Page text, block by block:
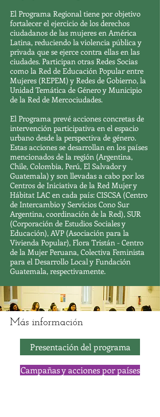
El Programa Regional tiene por objetivo
fortalecer el ejercicio de los derechos
ciudadanos de las mujeres en América
Latina, reduciendo la violencia pública y
privada que se ejerce contra ellas en las
ciudades. Participan otras Redes Socias
como la Red de Educación Popular entre
Mujeres (REPEM) y Redes de Gobierno, la
Unidad Temática de Género y Municipio
de la Red de Mercociudades.
El Programa prevé acciones concretas de
intervención participativa en el espacio
urbano desde la perspectiva de género.
Estas acciones se desarrollan en los países
mencionados de la región (Argentina,
Chile, Colombia, Perú, El Salvador y
Guatemala) y son llevadas a cabo por los
Centros de Iniciativa de la Red Mujer y
Hábitat LAC en cada país: CISCSA (Centro
de Intercambio y Servicios Cono Sur
Argentina, coordinación de la Red), SUR
(Corporación de Estudios Sociales y
Educación), AVP (Asociación para la
Vivienda Popular), Flora Tristán - Centro
de la Mujer Peruana, Colectiva Feminista
para el Desarrollo Local y Fundación
Guatemala, respectivamente.
Más información
Presentación del programa
Campañas y acciones por países